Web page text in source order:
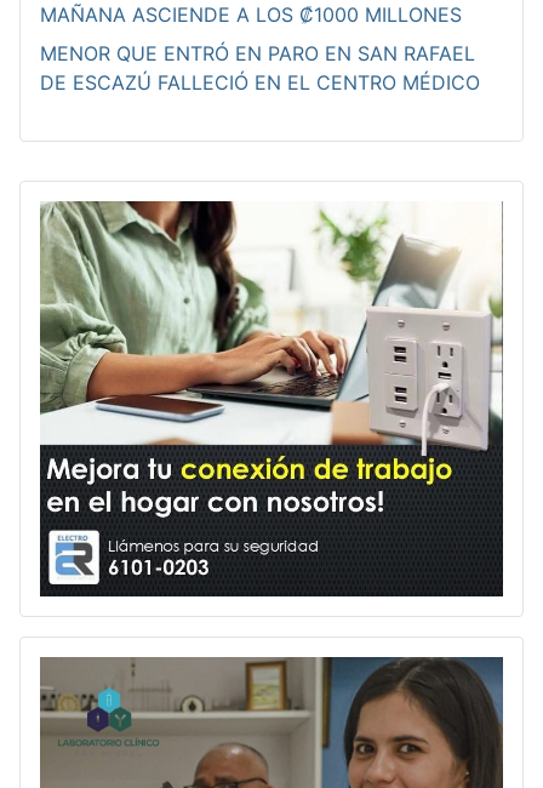
MAÑANA ASCIENDE A LOS ₡1000 MILLONES
MENOR QUE ENTRÓ EN PARO EN SAN RAFAEL
DE ESCAZÚ FALLECIÓ EN EL CENTRO MÉDICO